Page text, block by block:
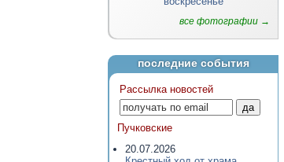
все фотографии →
последние события
Рассылка новостей
Пучковские
20.07.2026